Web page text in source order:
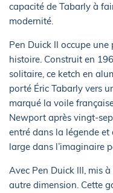
capacité de Tabarly à
modernité.
Pen Duick II occupe
histoire. Construit en
solitaire, ce ketch en
porté Éric Tabarly vers
marqué la voile
Newport après vingt-
entré dans la légende
large dans l’imaginaire
Avec Pen Duick III, mis
autre dimension. Cette